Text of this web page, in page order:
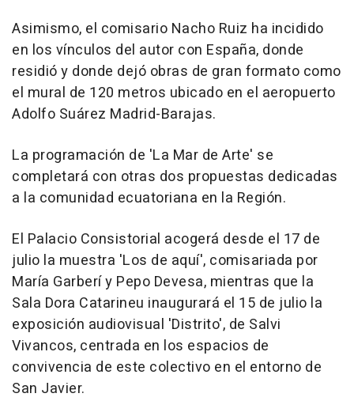
Asimismo, el comisario Nacho Ruiz ha incidido
en los vínculos del autor con España, donde
residió y donde dejó obras de gran formato como
el mural de 120 metros ubicado en el aeropuerto
Adolfo Suárez Madrid-Barajas.
La programación de 'La Mar de Arte' se
completará con otras dos propuestas dedicadas
a la comunidad ecuatoriana en la Región.
El Palacio Consistorial acogerá desde el 17 de
julio la muestra 'Los de aquí', comisariada por
María Garberí y Pepo Devesa, mientras que la
Sala Dora Catarineu inaugurará el 15 de julio la
exposición audiovisual 'Distrito', de Salvi
Vivancos, centrada en los espacios de
convivencia de este colectivo en el entorno de
San Javier.